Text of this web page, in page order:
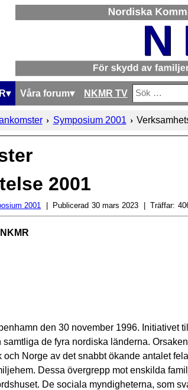
Våra forum NKMR TV
Sök
Type 2 or
Symposium 2001
2001
2001 Publicerad 30 mars 2023 Träffar:
den 30 november 1996. Initiativet
de fyra nordiska länderna.
Norge av det snabbt ökande antalet
Dessa övergrepp mot enskilda
De sociala myndigheterna, som